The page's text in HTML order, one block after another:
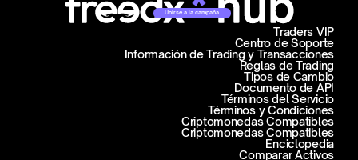
Unirse a la campaña
Centro de Soporte
Información de Trading y Transacciones
Traders VIP
Reglas de Trading
Tipos de Cambio
Documento de API
Términos del Servicio
Términos y Condiciones
Criptomonedas Compatibles
Criptomonedas Compatibles
Enciclopedia
Comparar Activos